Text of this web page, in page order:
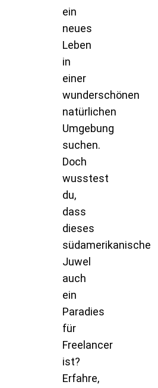
ein
neues
Leben
in
einer
wunderschönen
natürlichen
Umgebung
suchen.
Doch
wusstest
du,
dass
dieses
südamerikanische
Juwel
auch
ein
Paradies
für
Freelancer
ist?
Erfahre,